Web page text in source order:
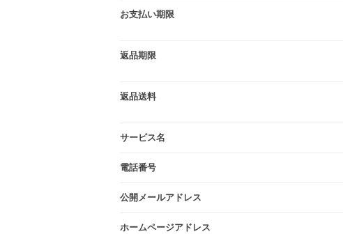
お支払い期限
返品期限
返品送料
サービス名
電話番号
公開メールアドレス
ホームページアドレス